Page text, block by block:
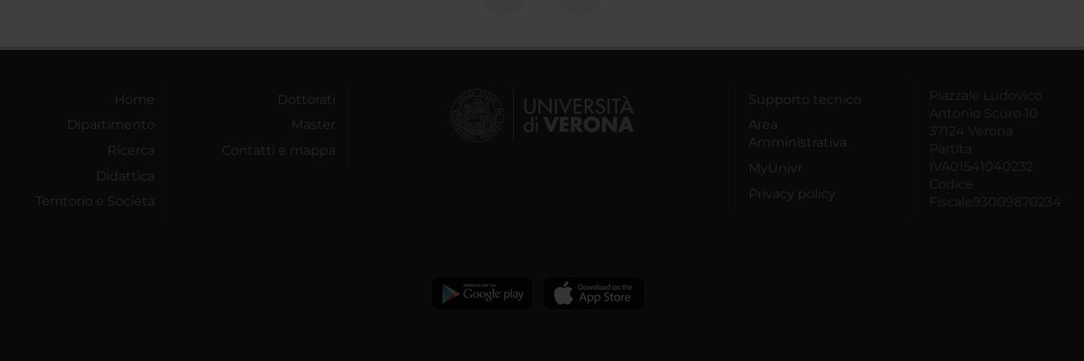
Home
Dipartimento
Ricerca
Didattica
Territorio e Società
Dottorati
Master
Contatti e mappa
Supporto tecnico
Area
Amministrativa
MyUnivr
Privacy policy
Piazzale Ludovico
Antonio Scuro 10
37124 Verona
Partita
IVA01541040232
Codice
Fiscale93009870234